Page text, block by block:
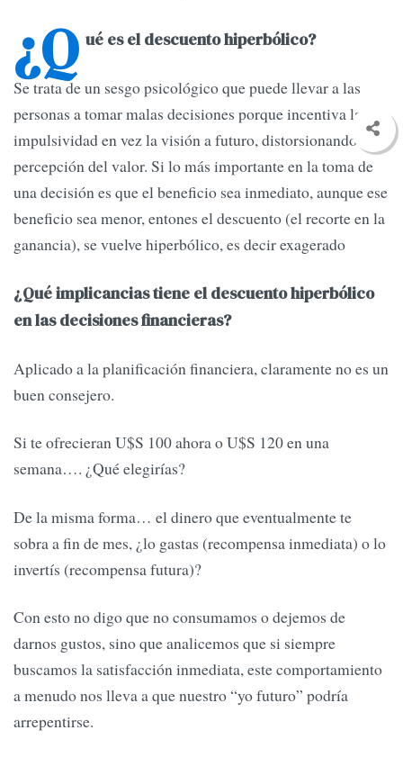
¿Q ué es el descuento hiperbólico?
Se trata de un sesgo psicológico que puede llevar a las
personas a tomar malas decisiones porque incentiva la
impulsividad en vez la visión a futuro, distorsionando la
percepción del valor. Si lo más importante en la toma de
una decisión es que el beneficio sea inmediato, aunque ese
beneficio sea menor, entones el descuento (el recorte en la
ganancia), se vuelve hiperbólico, es decir exagerado
¿Qué implicancias tiene el descuento hiperbólico
en las decisiones financieras?
Aplicado a la planificación financiera, claramente no es un
buen consejero.
Si te ofrecieran U$S 100 ahora o U$S 120 en una
semana…. ¿Qué elegirías?
De la misma forma… el dinero que eventualmente te
sobra a fin de mes, ¿lo gastas (recompensa inmediata) o lo
invertís (recompensa futura)?
Con esto no digo que no consumamos o dejemos de
darnos gustos, sino que analicemos que si siempre
buscamos la satisfacción inmediata, este comportamiento
a menudo nos lleva a que nuestro “yo futuro” podría
arrepentirse.